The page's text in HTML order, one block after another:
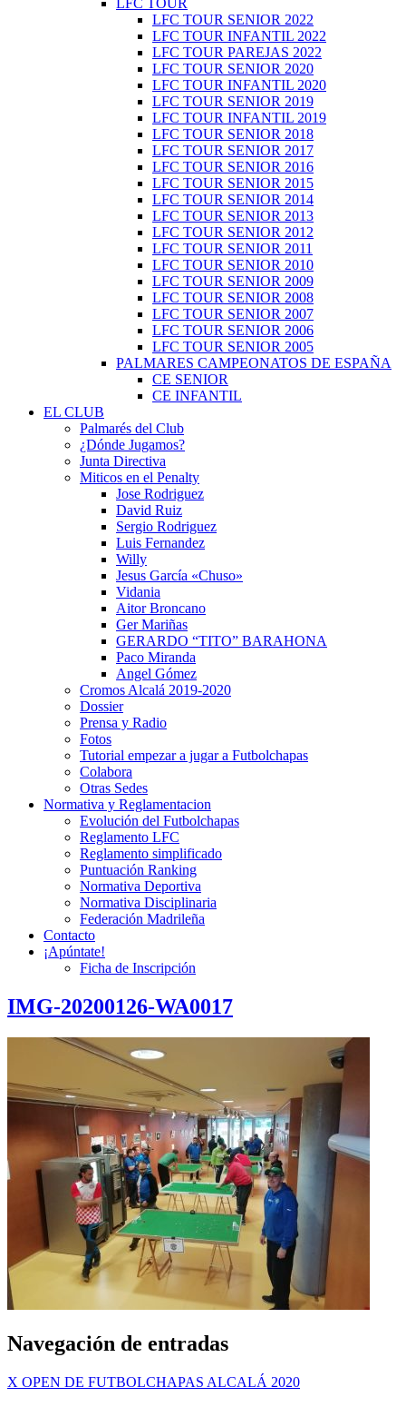
LFC TOUR
LFC TOUR SENIOR 2022
LFC TOUR INFANTIL 2022
LFC TOUR PAREJAS 2022
LFC TOUR SENIOR 2020
LFC TOUR INFANTIL 2020
LFC TOUR SENIOR 2019
LFC TOUR INFANTIL 2019
LFC TOUR SENIOR 2018
LFC TOUR SENIOR 2017
LFC TOUR SENIOR 2016
LFC TOUR SENIOR 2015
LFC TOUR SENIOR 2014
LFC TOUR SENIOR 2013
LFC TOUR SENIOR 2012
LFC TOUR SENIOR 2011
LFC TOUR SENIOR 2010
LFC TOUR SENIOR 2009
LFC TOUR SENIOR 2008
LFC TOUR SENIOR 2007
LFC TOUR SENIOR 2006
LFC TOUR SENIOR 2005
PALMARES CAMPEONATOS DE ESPAÑA
CE SENIOR
CE INFANTIL
EL CLUB
Palmarés del Club
¿Dónde Jugamos?
Junta Directiva
Miticos en el Penalty
Jose Rodriguez
David Ruiz
Sergio Rodriguez
Luis Fernandez
Willy
Jesus García «Chuso»
Vidania
Aitor Broncano
Ger Mariñas
GERARDO “TITO” BARAHONA
Paco Miranda
Angel Gómez
Cromos Alcalá 2019-2020
Dossier
Prensa y Radio
Fotos
Tutorial empezar a jugar a Futbolchapas
Colabora
Otras Sedes
Normativa y Reglamentacion
Evolución del Futbolchapas
Reglamento LFC
Reglamento simplificado
Puntuación Ranking
Normativa Deportiva
Normativa Disciplinaria
Federación Madrileña
Contacto
¡Apúntate!
Ficha de Inscripción
IMG-20200126-WA0017
Navegación de entradas
X OPEN DE FUTBOLCHAPAS ALCALÁ 2020